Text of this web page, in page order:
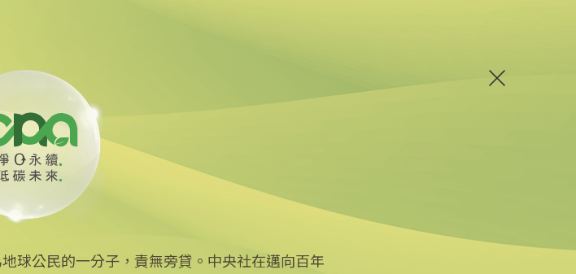
球公民的一分子，責無旁貸。中央社在邁向百年